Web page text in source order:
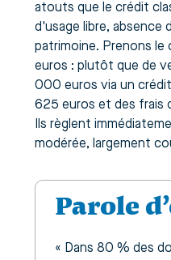
atouts que le crédit
d'usage libre, absence
patrimoine. Prenons
euros : plutôt que de
000 euros via un
625 euros et des frais
Ils règlent
modérée, largement
Parole
« Dans 80 % des